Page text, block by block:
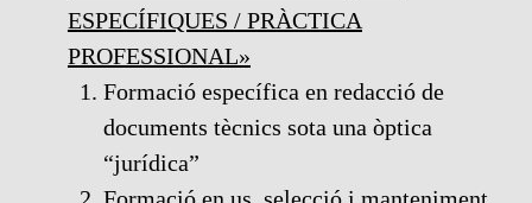
ESPECÍFIQUES / PRÀCTICA
PROFESSIONAL»
Formació específica en redacció de
documents tècnics sota una òptica
“jurídica”